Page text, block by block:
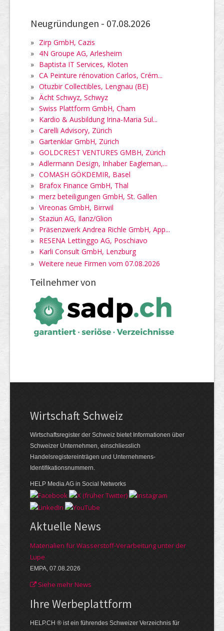
Neugründungen - 07.08.2026
» Zirp GmbH, Cazis
» 4N Groupe AG, Arlesheim
» Baptista IT Services, Kloten
» CA Peinture rénovation Carlos, Crém...
» Otuzbir Collectibles, Lengnau (BE)
» Ächt Schwyz, Schwyz
» Swiss Plattform GmbH, Cham
» Kardio & Ausbildung Irina-Maria Sul...
» Carelli Advisory, Zürich
» Gartenklar GmbH, Zürich
» GOLDCREST VENTURES GMBH, Zürich
» Adlermann Design, Inhaber Eagleman,...
» COMASH GÖKDEMIR, Basel
» Brafox Finance GmbH, Thal
» merz beteiligungen GmbH, St. Gallen
» Vireonas GmbH, Birrwil
» Staziun AG, Ilanz/Glion
» Präsenzwerk Andrea Richle GmbH, App...
» RESENA Lettinggo AG, Poschiavo
» Karli Consult GmbH, Lenzburg
» Weitere neue Firmen vom 07.08.2026
Teilnehmer von
Wirtschaft Schweiz
Wirtschaftsregister der Schweiz bietet Informationen über
Schweizer Unternehmen, einschliesslich
Handelsregistereinträgen und Unternehmens-
Identifikationsnummern.
HELP Media AG in Social Networks
Aktuelle News
Materialien für Wasserstoff-Verarbeitung unter der
Lupe
EMPA, 07.08.2026
Siehe mehr News
Ihre Werbe­plattform
HELP.CH ® ist ein führendes Schweizer Verzeichnis für